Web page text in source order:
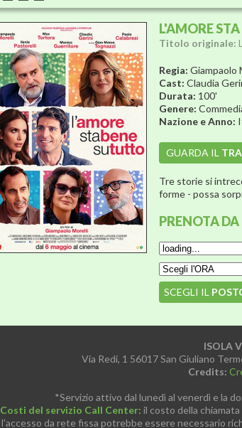
L'AMORE
Titolo originale:
Regia: Giampaolo
Cast: Claudia
Durata: 100'
Genere:
Nazione e Anno:
GUARDA IL
Tre storie si
forme - possa
PRENOTADA
SCEGLI IL
ISOLA
Via Redi, 1 56017 San Giuliano
Credits:
*Servizio attivo dal lunedì al venerdì e la
Costi del servizio Call Center: il costo della
l'accesso da rete fissa potrebbe essere necessario